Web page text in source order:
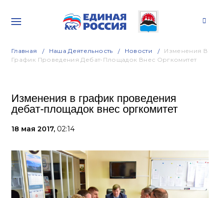
Главная Наша Деятельность Новости
Изменения В
График Проведения Дебат-Площадок Внес Оргкомитет
Изменения в график проведения
дебат-площадок внес оргкомитет
18 мая 2017, 02:14